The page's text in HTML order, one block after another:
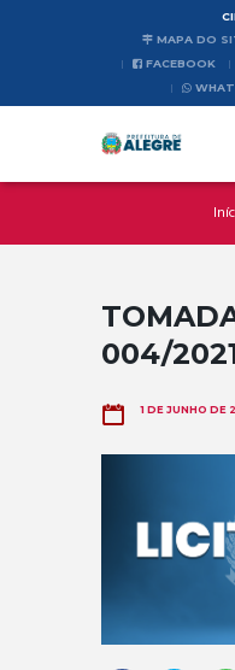
MAPA DO
FACEBOOK
004/
1 DE JUNHO DE